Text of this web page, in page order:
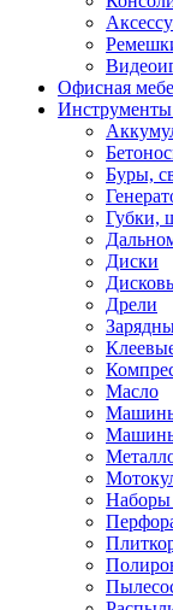
Офисная
Инструменты
Буры,
Губки,
Диски
Дрели
Масло
Наборы